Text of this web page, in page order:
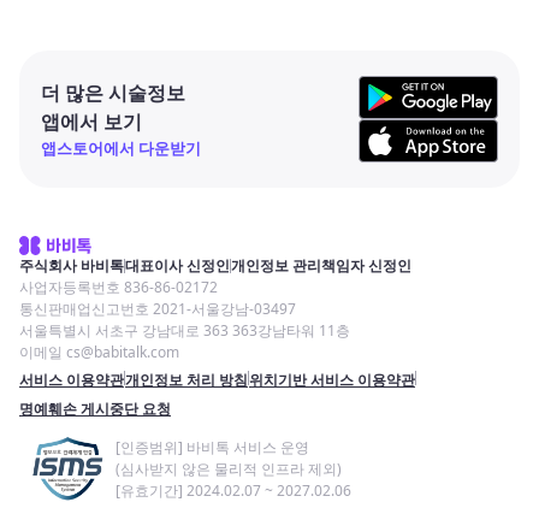
더 많은 시술정보
앱에서 보기
앱스토어에서 다운받기
주식회사 바비톡대표이사 신정인개인정보 관리책임자 신정인
사업자등록번호 836-86-02172
통신판매업신고번호 2021-서울강남-03497
서울특별시 서초구 강남대로 363 363강남타워 11층
이메일 cs@babitalk.com
서비스 이용약관개인정보 처리 방침위치기반 서비스 이용약관
명예훼손 게시중단 요청
[인증범위] 바비톡 서비스 운영
(심사받지 않은 물리적 인프라 제외)
[유효기간] 2024.02.07 ~ 2027.02.06